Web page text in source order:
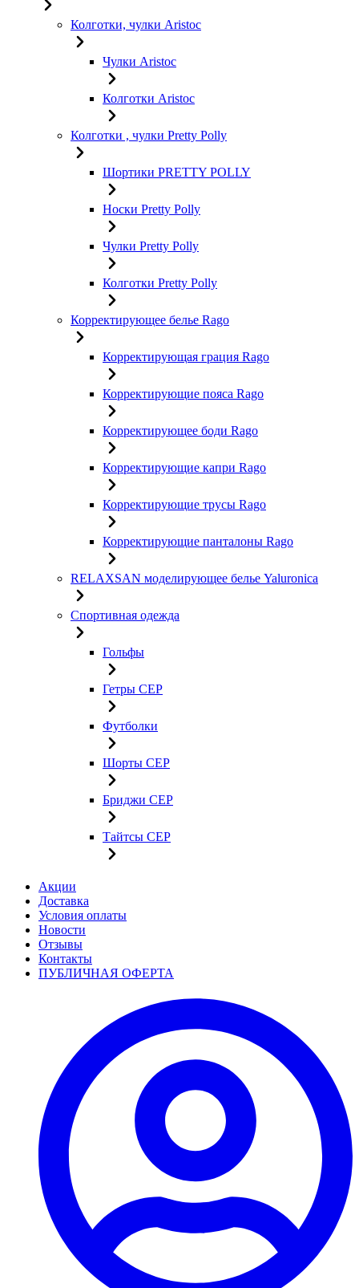
Колготки, чулки Aristoc
Чулки Aristoc
Колготки Aristoc
Колготки , чулки Pretty Polly
Шортики PRETTY POLLY
Носки Pretty Polly
Чулки Pretty Polly
Колготки Pretty Polly
Корректирующее белье Rago
Корректирующая грация Rago
Корректирующие пояса Rago
Корректирующее боди Rago
Корректирующие капри Rago
Корректирующие трусы Rago
Корректирующие панталоны Rago
RELAXSAN моделирующее белье Yaluroniсa
Спортивная одежда
Гольфы
Гетры CEP
Футболки
Шорты CEP
Бриджи CEP
Тайтсы CEP
Акции
Доставка
Условия оплаты
Новости
Отзывы
Контакты
ПУБЛИЧНАЯ ОФЕРТА